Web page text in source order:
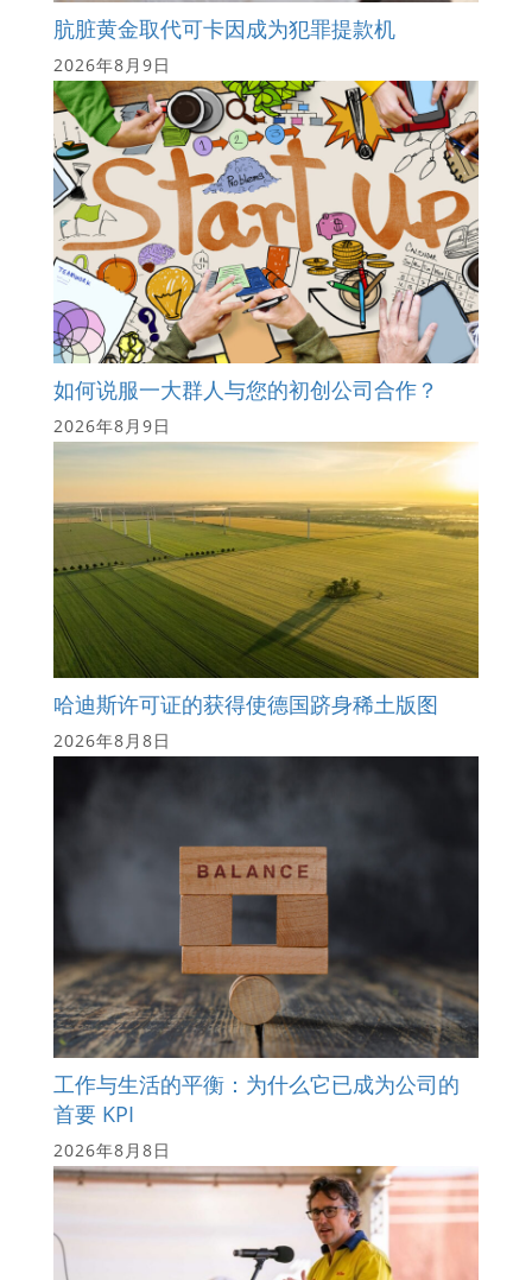
肮脏黄金取代可卡因成为犯罪提款机
2026年8月9日
如何说服一大群人与您的初创公司合作？
2026年8月9日
哈迪斯许可证的获得使德国跻身稀土版图
2026年8月8日
工作与生活的平衡：为什么它已成为公司的
首要 KPI
2026年8月8日